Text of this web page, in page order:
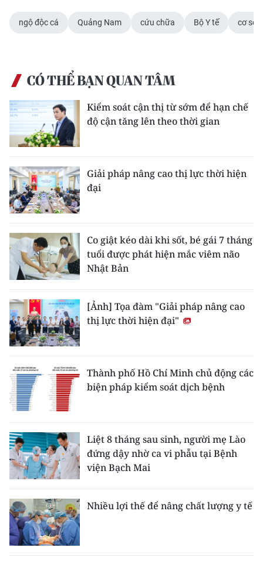
ngộ độc cá Quảng Nam cứu chữa Bộ Y tế cơ sở
CÓ THỂ BẠN QUAN TÂM
Kiểm soát cận thị từ sớm để hạn chế
độ cận tăng lên theo thời gian
Giải pháp nâng cao thị lực thời hiện
đại
Co giật kéo dài khi sốt, bé gái 7 tháng
tuổi được phát hiện mắc viêm não
Nhật Bản
[Ảnh] Tọa đàm "Giải pháp nâng cao
thị lực thời hiện đại"
Thành phố Hồ Chí Minh chủ động các
biện pháp kiểm soát dịch bệnh
Liệt 8 tháng sau sinh, người mẹ Lào
đứng dậy nhờ ca vi phẫu tại Bệnh
viện Bạch Mai
Nhiều lợi thế để nâng chất lượng y tế